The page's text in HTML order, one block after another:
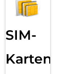
SIM-
Karten